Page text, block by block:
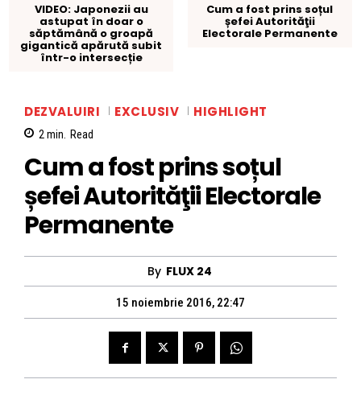
VIDEO: Japonezii au
astupat în doar o
săptămână o groapă
gigantică apărută subit
într-o intersecție
Cum a fost prins soțul
șefei Autorităţii
Electorale Permanente